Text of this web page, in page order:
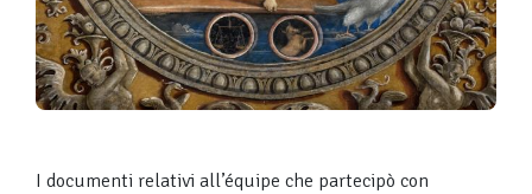
I documenti relativi all’équipe che partecipò con